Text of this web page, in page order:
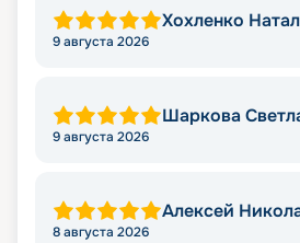
Хохленко
9 августа 2026
Шаркова
9 августа 2026
Алексей
8 августа 2026